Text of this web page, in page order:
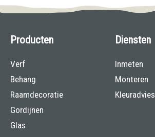
Producten
Verf
Behang
Raamdecoratie
Gordijnen
Glas
Diensten
Inmeten
Monteren
Kleuradvies